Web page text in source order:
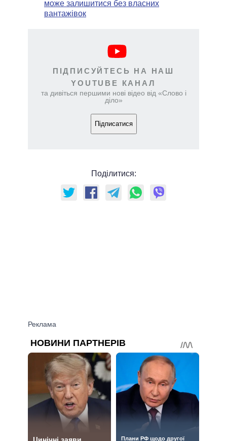
може залишитися без власних
вантажівок
ПІДПИСУЙТЕСЬ НА НАШ
YOUTUBE КАНАЛ
та дивіться першими нові відео від «Слово і
діло»
Підписатися
Поділитися: